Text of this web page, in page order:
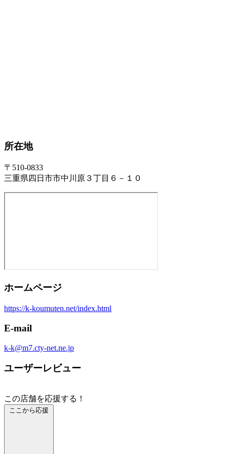
所在地
〒510-0833
三重県四日市市中川原３丁目６－１０
ホームページ
https://k-koumuten.net/index.html
E-mail
k-k@m7.cty-net.ne.jp
ユーザーレビュー
この店舗を応援する！
ここから応援